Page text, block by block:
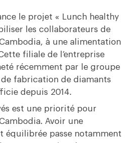
le projet « Lunch healthy
les collaborateurs de
à une alimentation
filiale de l’entreprise
récemment par le groupe
de fabrication de diamants
depuis 2014.
est une priorité pour
Avoir une
équilibrée passe notamment